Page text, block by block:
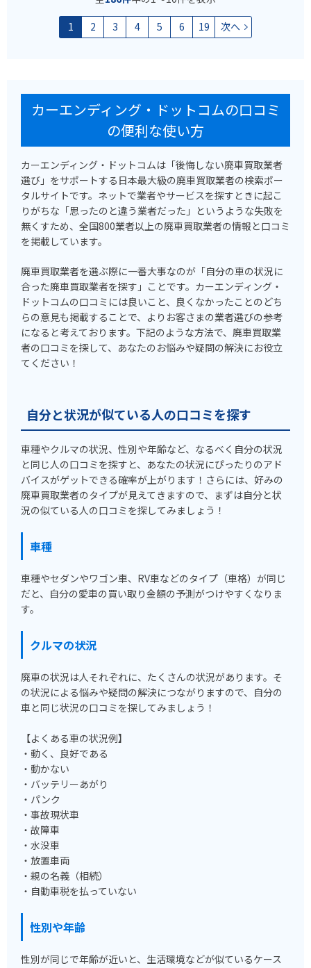
1
2 3 4 5 6 19 次へ
カーエンディング・ドットコムの口コミ
の便利な使い方
カーエンディング・ドットコムは「後悔しない廃車買取業者
選び」をサポートする日本最大級の廃車買取業者の検索ポー
タルサイトです。ネットで業者やサービスを探すときに起こ
りがちな「思ったのと違う業者だった」というような失敗を
無くすため、全国800業者以上の廃車買取業者の情報と口コミ
を掲載しています。
廃車買取業者を選ぶ際に一番大事なのが「自分の車の状況に
合った廃車買取業者を探す」ことです。カーエンディング・
ドットコムの口コミには良いこと、良くなかったことのどち
らの意見も掲載することで、よりお客さまの業者選びの参考
になると考えております。下記のような方法で、廃車買取業
者の口コミを探して、あなたのお悩みや疑問の解決にお役立
てください！
自分と状況が似ている人の口コミを探す
車種やクルマの状況、性別や年齢など、なるべく自分の状況
と同じ人の口コミを探すと、あなたの状況にぴったりのアド
バイスがゲットできる確率が上がります！さらには、好みの
廃車買取業者のタイプが見えてきますので、まずは自分と状
況の似ている人の口コミを探してみましょう！
車種
車種やセダンやワゴン車、RV車などのタイプ（車格）が同じ
だと、自分の愛車の買い取り金額の予測がつけやすくなりま
す。
クルマの状況
廃車の状況は人それぞれに、たくさんの状況があります。そ
の状況による悩みや疑問の解決につながりますので、自分の
車と同じ状況の口コミを探してみましょう！
【よくある車の状況例】
・動く、良好である
・動かない
・バッテリーあがり
・パンク
・事故現状車
・故障車
・水没車
・放置車両
・親の名義（相続）
・自動車税を払っていない
性別や年齢
性別が同じで年齢が近いと、生活環境などが似ているケース